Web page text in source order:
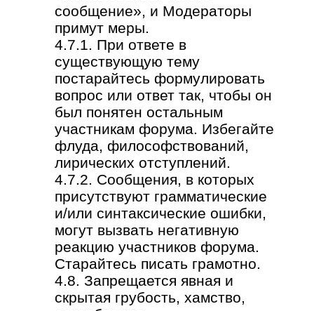
сообщение», и Модераторы
примут меры.
4.7.1. При ответе в
существующую тему
постарайтесь формулировать
вопрос или ответ так, чтобы он
был понятен остальным
участникам форума. Избегайте
флуда, философствований,
лирических отступлений.
4.7.2. Сообщения, в которых
присутствуют грамматические
и/или синтаксические ошибки,
могут вызвать негативную
реакцию участников форума.
Старайтесь писать грамотно.
4.8. Запрещается явная и
скрытая грубость, хамство,